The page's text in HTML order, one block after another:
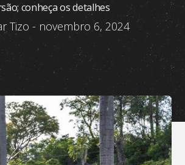
conheça os detalhes
Tizo - novembro 6, 2024